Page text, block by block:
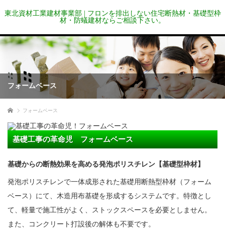
東北資材工業建材事業部 | フロンを排出しない住宅断熱材・基礎型枠
材・防蟻建材ならご相談下さい。
フォームベース
ホーム フォームベース
基礎工事の革命児 フォームベース
基礎からの断熱効果を高める発泡ポリスチレン【基礎型枠材】
発泡ポリスチレンで一体成形された基礎用断熱型枠材（フォーム
ベース）にて、木造用布基礎を形成するシステムです。特徴とし
て、軽量で施工性がよく、ストックスペースを必要としません。
また、コンクリート打設後の解体も不要です。